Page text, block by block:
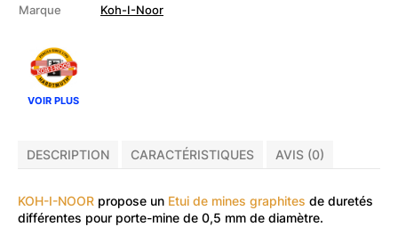
mines
0.5mm
Marque
Koh-I-Noor
VOIR PLUS
DESCRIPTION CARACTÉRISTIQUES AVIS (0)
KOH-I-NOOR propose un Etui de mines graphites de duretés
différentes pour porte-mine de 0,5 mm de diamètre.